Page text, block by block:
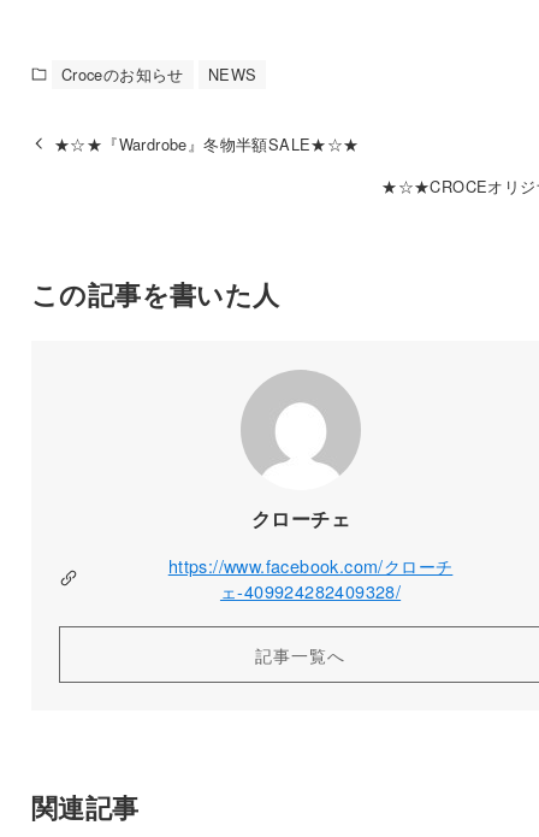
Croceのお知らせ NEWS
★☆★『Wardrobe』冬物半額SALE★☆★
★☆★CROCEオリジ
この記事を書いた人
クローチェ
https://www.facebook.com/クローチ
ェ-409924282409328/
記事一覧へ
関連記事